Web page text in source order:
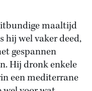
maaltijd
hij wel vaker deed,
gespannen
Hij dronk enkele
een mediterrane